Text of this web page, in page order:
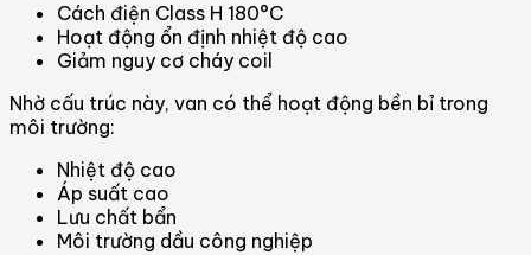
Cách điện Class H 180°C
Hoạt động ổn định nhiệt độ cao
Giảm nguy cơ cháy coil
Nhờ cấu trúc này, van có thể hoạt động bền bỉ trong
môi trường:
Nhiệt độ cao
Áp suất cao
Lưu chất bẩn
Môi trường dầu công nghiệp